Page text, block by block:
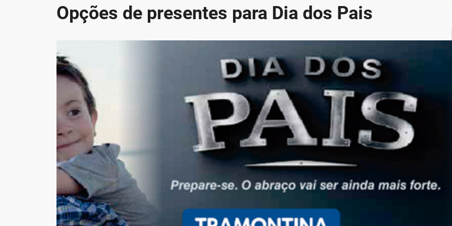
Opções de presentes para Dia dos Pais